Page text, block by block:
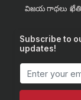
విజయ గాథలు
Subscribe to
updates!